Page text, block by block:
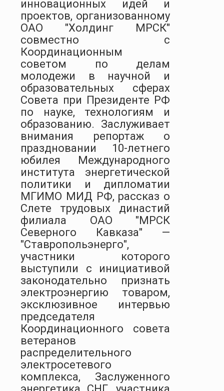
инновационных идей и
проектов, организованному
ОАО "Холдинг МРСК"
совместно с
Координационным
советом по делам
молодежи в научной и
образовательных сферах
Совета при Президенте РФ
по науке, технологиям и
образованию. Заслуживает
внимания репортаж о
праздновании 10-летнего
юбилея Международного
института энергетической
политики и дипломатии
МГИМО МИД РФ, рассказ о
Слете трудовых династий
филиала ОАО "МРСК
Северного Кавказа" —
"Ставропольэнерго",
участники которого
выступили с инициативой
законодательно признать
электроэнергию товаром,
эксклюзивное интервью
председателя
Координационного совета
ветеранов
распределительного
электросетевого
комплекса, Заслуженного